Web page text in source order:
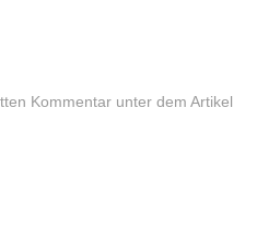
Kommentar unter dem Artikel